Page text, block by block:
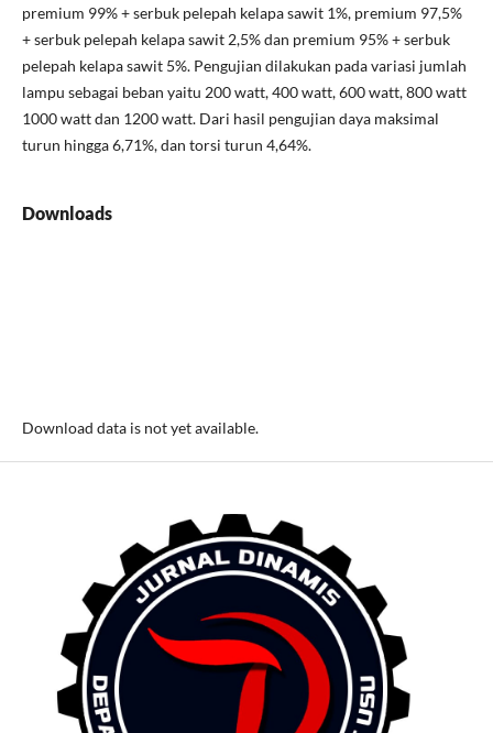
premium 99% + serbuk pelepah kelapa sawit 1%, premium 97,5%
+ serbuk pelepah kelapa sawit 2,5% dan premium 95% + serbuk
pelepah kelapa sawit 5%. Pengujian dilakukan pada variasi jumlah
lampu sebagai beban yaitu 200 watt, 400 watt, 600 watt, 800 watt
1000 watt dan 1200 watt. Dari hasil pengujian daya maksimal
turun hingga 6,71%, dan torsi turun 4,64%.
Downloads
Download data is not yet available.